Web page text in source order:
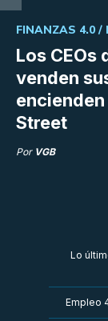
Los CEOs
venden
Street
FINANZAS 4.0 /
Por VGB
Lo
Empleo